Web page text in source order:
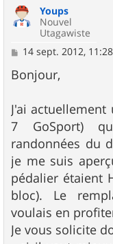
Youps
Nouvel
Utagawiste
M
s
s
g
e
14 sept. 2012, 11:28
Bonjour,
J'ai
7 GoSport)
randonnées du
je me suis
pédalier étaient
bloc). Le
voulais en
Je vous solicite